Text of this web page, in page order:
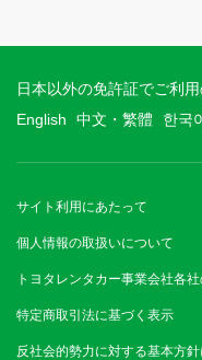
日本以外の免許証でご利
English
中文・繁體 한국
サイト利用にあたって
個人情報の取扱いについて
トヨタレンタカー事業会社各
特定商取引法に基づく表示
反社会的勢力に対する基本方